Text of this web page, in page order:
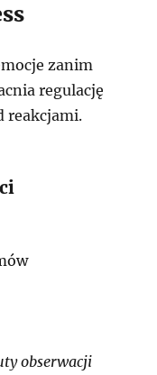
zanim
regulację
reakcjami.
obserwacji